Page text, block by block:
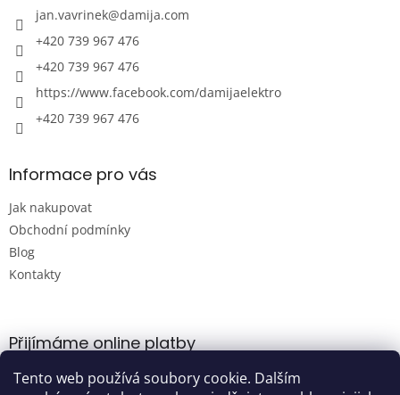
Tento web používá soubory cookie. Dalším
jan.vavrinek@damija.com
+420 739 967 476
+420 739 967 476
https://www.facebook.com/damijaelektro
+420 739 967 476
Informace pro vás
Jak nakupovat
Obchodní podmínky
Blog
Kontakty
Přijímáme online platby